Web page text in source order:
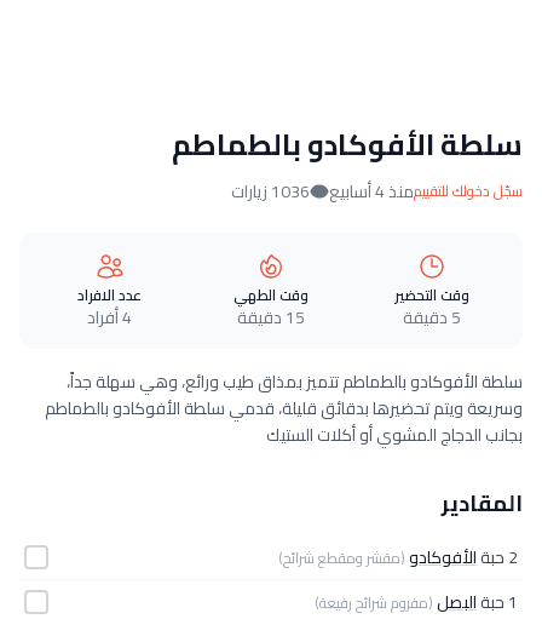
سلطة الأفوكادو بالطماطم
سجّل دخولك للتقييممنذ 4 أسابيع 1036 زيارات
وقت التحضير
5 دقيقة
وقت الطهي
15 دقيقة
عدد الافراد
4 أفراد
سلطة الأفوكادو بالطماطم تتميز بمذاق طيب ورائع، وهي سهلة جداً،
وسريعة ويتم تحضيرها بدقائق قليلة، قدمي سلطة الأفوكادو بالطماطم
بجانب الدجاج المشوي أو أكلات الستيك
المقادير
2 حبة الأفوكادو(مقشر ومقطع شرائح)
1 حبة البصل(مفروم شرائح رفيعة)